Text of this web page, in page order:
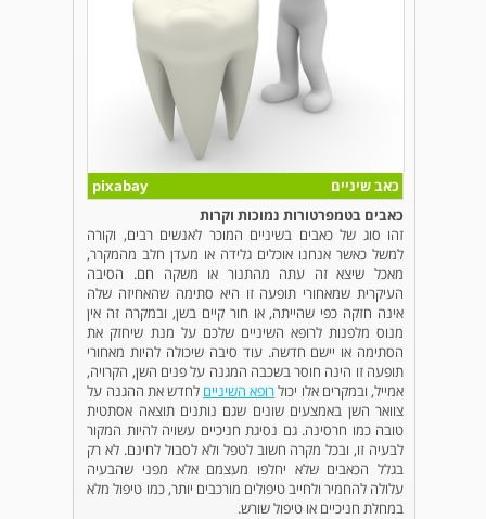
כאב שיניים
pixabay
כאבים בטמפרטורות נמוכות וקרות
זהו סוג של כאבים בשיניים המוכר לאנשים רבים, וקורה
למשל כאשר אנחנו אוכלים גלידה או מעדן חלב מהמקרר,
מאכל שיצא זה עתה מהתנור או משקה חם. הסיבה
העיקרית שמאחורי תופעה זו היא סתימה שהאחיזה שלה
אינה חזקה כפי שהייתה, או חור קיים בשן, ובמקרה זה אין
מנוס מלפנות לרופא השיניים שלכם על מנת שיחזק את
הסתימה או יישם חדשה. עוד סיבה שיכולה להיות מאחורי
תופעה זו הינה חוסר בשכבה המגנה על פנים השן, הקרויה,
אמייל, ובמקרים אלו יכולרופא השיניים לחדש את ההגנה על
צוואר השן באמצעים שונים שגם נותנים תוצאה אסתטית
טובה כמו חרסינה. גם נסיגת חניכיים עשויה להיות המקור
לבעיה זו, ובכל מקרה חשוב לטפל ולא לסבול לחינם. לא רק
בגלל הכאבים שלא יחלפו מעצמם אלא מפני שהבעיה
עלולה להחמיר ולחייב טיפולים מורכבים יותר, כמו טיפול מלא
במחלת חניכיים או טיפול שורש.